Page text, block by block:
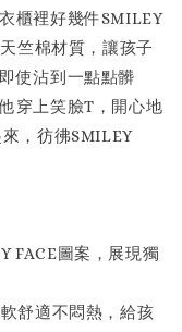
櫃裡好幾件SMILEY
竺棉材質，讓孩子
使沾到一點點髒
穿上笑臉T，開心地
，彷彿SMILEY
FACE圖案，展現獨
舒適不悶熱，給孩